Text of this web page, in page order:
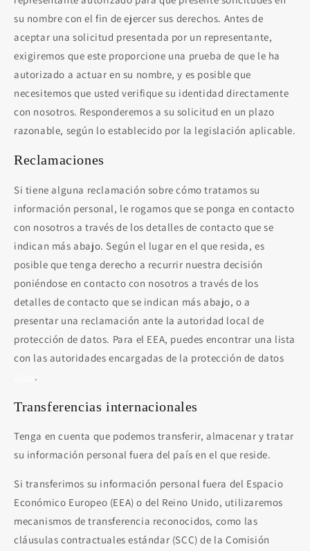
su nombre con el fin de ejercer sus derechos. Antes de
aceptar una solicitud presentada por un representante,
exigiremos que este proporcione una prueba de que le ha
autorizado a actuar en su nombre, y es posible que
necesitemos que usted verifique su identidad directamente
con nosotros. Responderemos a su solicitud en un plazo
razonable, según lo establecido por la legislación aplicable.
Reclamaciones
Si tiene alguna reclamación sobre cómo tratamos su
información personal, le rogamos que se ponga en contacto
con nosotros a través de los detalles de contacto que se
indican más abajo. Según el lugar en el que resida, es
posible que tenga derecho a recurrir nuestra decisión
poniéndose en contacto con nosotros a través de los
detalles de contacto que se indican más abajo, o a
presentar una reclamación ante la autoridad local de
protección de datos. Para el EEA, puedes encontrar una lista
con las autoridades encargadas de la protección de datos
.
Transferencias internacionales
Tenga en cuenta que podemos transferir, almacenar y tratar
su información personal fuera del país en el que reside.
Si transferimos su información personal fuera del Espacio
Económico Europeo (EEA) o del Reino Unido, utilizaremos
mecanismos de transferencia reconocidos, como las
cláusulas contractuales estándar (SCC) de la Comisión